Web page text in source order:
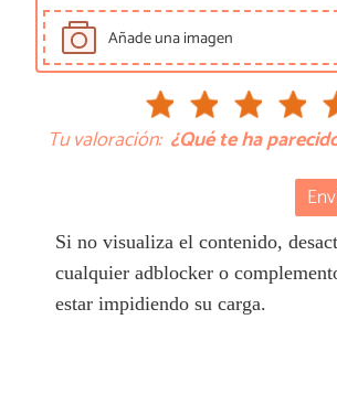
Añade una imagen
Tu valoración: ¿Qué te ha
Si no visualiza el contenido,
cualquier adblocker o
estar impidiendo su carga.